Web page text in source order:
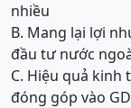
nhiều
B. Mang lại lợi
đầu tư nước
C. Hiệu quả kinh
đóng góp vào